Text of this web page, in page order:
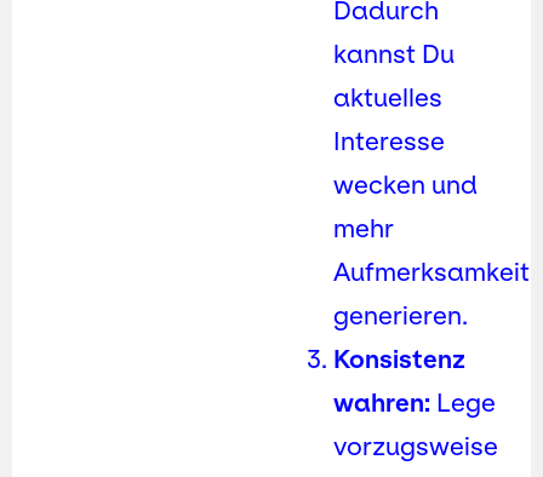
Dadurch
kannst Du
aktuelles
Interesse
wecken und
mehr
Aufmerksamkeit
generieren.
Konsistenz
wahren: Lege
vorzugsweise